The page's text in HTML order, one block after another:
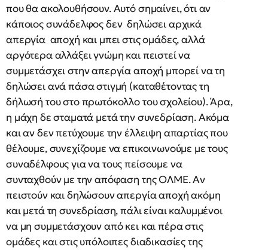
που θα ακολουθήσουν. Αυτό σημαίνει, ότι αν
κάποιος συνάδελφος δεν δηλώσει αρχικά
απεργία αποχή και μπει στις ομάδες, αλλά
αργότερα αλλάξει γνώμη και πειστεί να
συμμετάσχει στην απεργία αποχή μπορεί να τη
δηλώσει ανά πάσα στιγμή (καταθέτοντας τη
δήλωσή του στο πρωτόκολλο του σχολείου). Άρα,
η μάχη δε σταματά μετά την συνεδρίαση. Ακόμα
και αν δεν πετύχουμε την έλλειψη απαρτίας που
θέλουμε, συνεχίζουμε να επικοινωνούμε με τους
συναδέλφους για να τους πείσουμε να
συνταχθούν με την απόφαση της ΟΛΜΕ. Αν
πειστούν και δηλώσουν απεργία αποχή ακόμη
και μετά τη συνεδρίαση, πάλι είναι καλυμμένοι
να μη συμμετάσχουν από κει και πέρα στις
ομάδες και στις υπόλοιπες διαδικασίες της